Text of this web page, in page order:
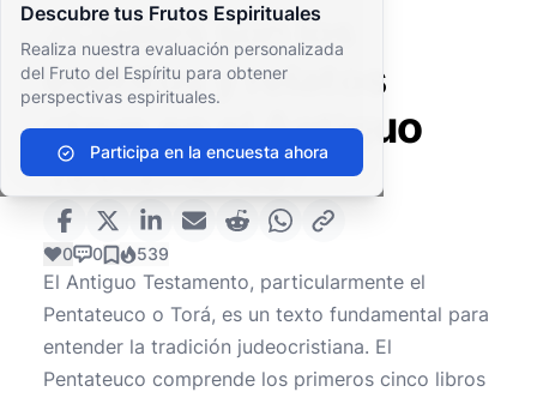
Descubre tus Frutos Espirituales
Realiza nuestra evaluación personalizada
del Fruto del Espíritu para obtener
perspectivas espirituales.
Participa en la encuesta ahora
¿Cuáles son los
eventos y relatos
clave en el Antiguo
Testamento?
0 0 539
El Antiguo Testamento, particularmente el
Pentateuco o Torá, es un texto fundamental para
entender la tradición judeocristiana. El
Pentateuco comprende los primeros cinco libros